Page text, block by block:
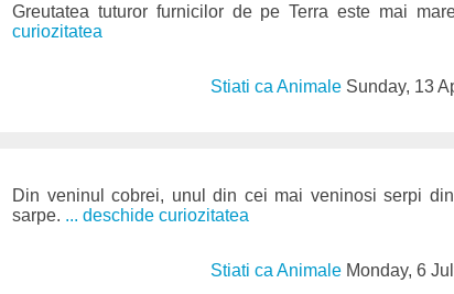
Greutatea tuturor furnicilor de pe Terra este mai
curiozitatea
Stiati ca Animale Sunday, 13
Din veninul cobrei, unul din cei mai veninosi serpi
sarpe. ... deschide curiozitatea
Stiati ca Animale Monday, 6